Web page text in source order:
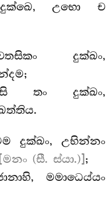
උභො ච
දුක්ඛං,
තං දුක්ඛං,
දුක්ඛං, උභින්නං
[මනං (සී. ස්යා.)];
මමාධෙය්යං